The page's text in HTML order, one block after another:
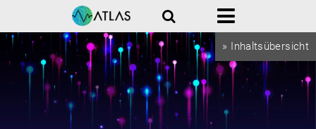
» Inhaltsübersicht
Suche Menü